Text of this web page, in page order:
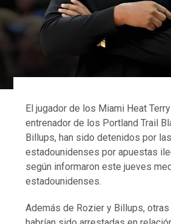
El jugador de los Miami Heat
entrenador de los Portland Trail
Billups, han sido detenidos por
estadounidenses por apuestas
según informaron este jueves
estadounidenses.
Además de Rozier y Billups,